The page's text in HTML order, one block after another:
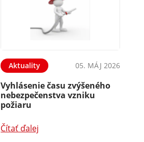
Aktuality 05. MÁJ 2026
Vyhlásenie času zvýšeného
nebezpečenstva vzniku
požiaru
Čítať ďalej